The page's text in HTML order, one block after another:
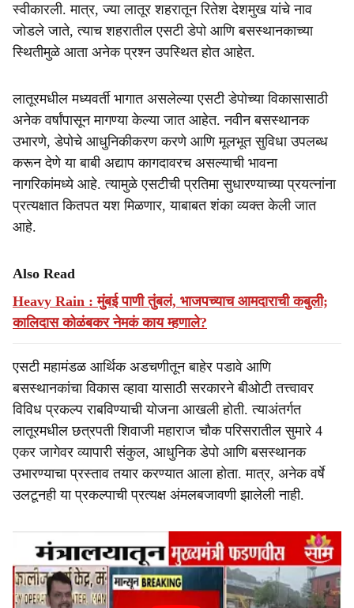
स्वीकारली. मात्र, ज्या लातूर शहरातून रितेश देशमुख यांचे नाव
जोडले जाते, त्याच शहरातील एसटी डेपो आणि बसस्थानकाच्या
स्थितीमुळे आता अनेक प्रश्न उपस्थित होत आहेत.
लातूरमधील मध्यवर्ती भागात असलेल्या एसटी डेपोच्या विकासासाठी
अनेक वर्षांपासून मागण्या केल्या जात आहेत. नवीन बसस्थानक
उभारणे, डेपोचे आधुनिकीकरण करणे आणि मूलभूत सुविधा उपलब्ध
करून देणे या बाबी अद्याप कागदावरच असल्याची भावना
नागरिकांमध्ये आहे. त्यामुळे एसटीची प्रतिमा सुधारण्याच्या प्रयत्नांना
प्रत्यक्षात कितपत यश मिळणार, याबाबत शंका व्यक्त केली जात
आहे.
Also Read
Heavy Rain : मुंबई पाणी तुंबलं, भाजपच्याच आमदाराची कबुली;
कालिदास कोळंबकर नेमकं काय म्हणाले?
एसटी महामंडळ आर्थिक अडचणीतून बाहेर पडावे आणि
बसस्थानकांचा विकास व्हावा यासाठी सरकारने बीओटी तत्त्वावर
विविध प्रकल्प राबविण्याची योजना आखली होती. त्याअंतर्गत
लातूरमधील छत्रपती शिवाजी महाराज चौक परिसरातील सुमारे 4
एकर जागेवर व्यापारी संकुल, आधुनिक डेपो आणि बसस्थानक
उभारण्याचा प्रस्ताव तयार करण्यात आला होता. मात्र, अनेक वर्षे
उलटूनही या प्रकल्पाची प्रत्यक्ष अंमलबजावणी झालेली नाही.